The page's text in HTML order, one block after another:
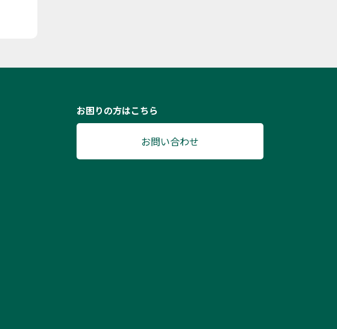
お困りの方はこちら
お問い合わせ